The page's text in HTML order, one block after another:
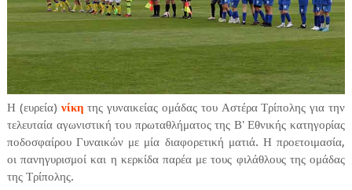
Η (ευρεία) νίκη της γυναικείας ομάδας του Αστέρα Τρίπολης για την
τελευταία αγωνιστική του πρωταθλήματος της Β' Εθνικής κατηγορίας
ποδοσφαίρου Γυναικών με μία διαφορετική ματιά. Η προετοιμασία,
οι πανηγυρισμοί και η κερκίδα παρέα με τους φιλάθλους της ομάδας
της Τρίπολης.